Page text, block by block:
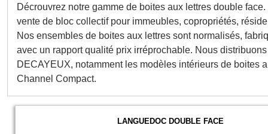
Décrouvrez notre gamme de boites aux lettres double
vente de bloc collectif pour immeubles, copropriétés,
Nos ensembles de boites aux lettres sont normalisés,
avec un rapport qualité prix irréprochable. Nous
DECAYEUX, notamment les modèles intérieurs de boites
Channel Compact.
LANGUEDOC DOUBLE FACE